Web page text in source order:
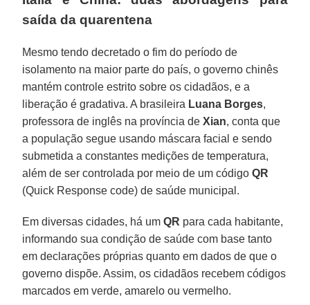
saída da quarentena
Mesmo tendo decretado o fim do período de
isolamento na maior parte do país, o governo chinês
mantém controle estrito sobre os cidadãos, e a
liberação é gradativa. A brasileira Luana Borges,
professora de inglês na província deXian, conta que
a população segue usando máscara facial e sendo
submetida a constantes medições de temperatura,
além de ser controlada por meio de um códigoQR
(Quick Response code) de saúde municipal.
Em diversas cidades, há umQR para cada habitante,
informando sua condição de saúde com base tanto
em declarações próprias quanto em dados de que o
governo dispõe. Assim, os cidadãos recebem códigos
marcados em verde, amarelo ou vermelho.